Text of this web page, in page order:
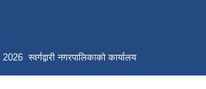
स्वर्गद्वारी नगरपालिकाको कार्यालय